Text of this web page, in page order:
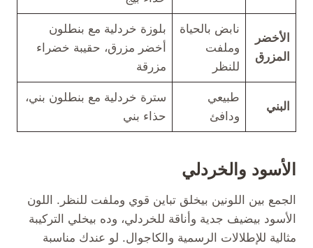
الأخضر
المزرق
نابض بالحياة
وملفت
للنظر
بلوزة خردلية مع بنطلون
أخضر مزرق، حقيبة خضراء
مزرقة
البني
طبيعي
ودافئ
سترة خردلية مع بنطلون بني،
حذاء بني
الأسود والخردلي
الجمع بين اللونين بيخلق تباين قوي وملفت للنظر. اللون
الأسود بيضيف جدية وأناقة للخردلي، وده بيخلي التركيبة
مثالية للإطلالات الرسمية والكاجوال. لو عندك مناسبة